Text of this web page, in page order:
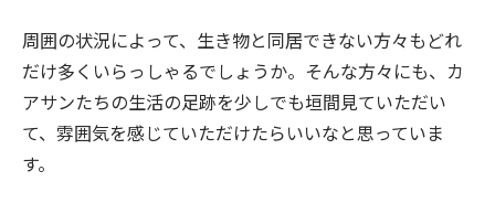
周囲の状況によって、生き物と同居できない方々もどれ
だけ多くいらっしゃるでしょうか。そんな方々にも、カ
アサンたちの生活の足跡を少しでも垣間見ていただい
て、雰囲気を感じていただけたらいいなと思っていま
す。